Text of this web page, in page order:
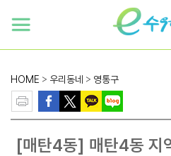
HOME > 우리동네 > 영통구
[매탄4동] 매탄4동 지